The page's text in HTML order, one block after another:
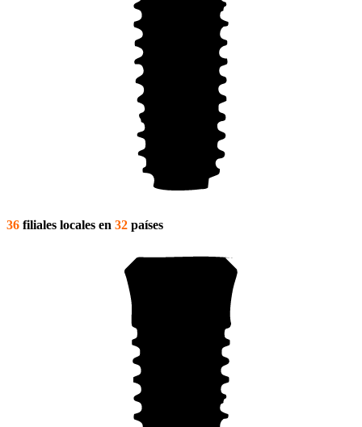
36 filiales locales en 32 países